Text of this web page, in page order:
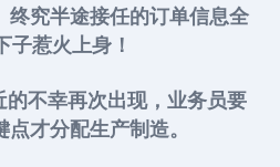
终究半途接任的订单信息全
子惹火上身！
的不幸再次出现，业务员要
点才分配生产制造。